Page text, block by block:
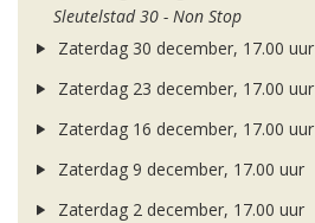
Sleutelstad 30 - Non Stop
Zaterdag 30 december, 17.00 uur
Zaterdag 23 december, 17.00 uur
Zaterdag 16 december, 17.00 uur
Zaterdag 9 december, 17.00 uur
Zaterdag 2 december, 17.00 uur